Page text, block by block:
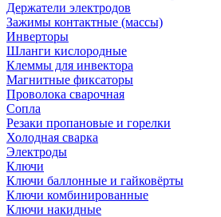
Держатели электродов
Зажимы контактные (массы)
Инверторы
Шланги кислородные
Клеммы для инвектора
Магнитные фиксаторы
Проволока сварочная
Сопла
Резаки пропановые и горелки
Холодная сварка
Электроды
Ключи
Ключи баллонные и гайковёрты
Ключи комбинированные
Ключи накидные